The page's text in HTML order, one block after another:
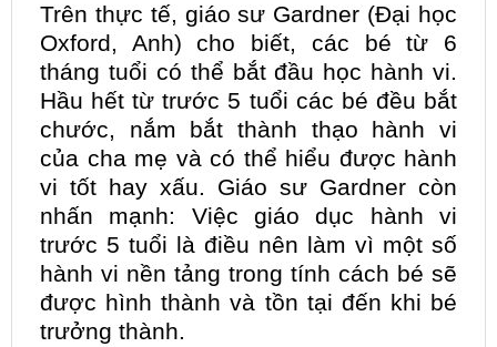
Trên thực tế, giáo sư Gardner (Đại học
Oxford, Anh) cho biết, các bé từ 6
tháng tuổi có thể bắt đầu học hành vi.
Hầu hết từ trước 5 tuổi các bé đều bắt
chước, nắm bắt thành thạo hành vi
của cha mẹ và có thể hiểu được hành
vi tốt hay xấu. Giáo sư Gardner còn
nhấn mạnh: Việc giáo dục hành vi
trước 5 tuổi là điều nên làm vì một số
hành vi nền tảng trong tính cách bé sẽ
được hình thành và tồn tại đến khi bé
trưởng thành.